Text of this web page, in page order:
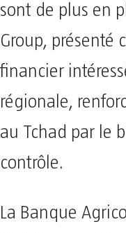
sont de plus en
Group, présenté
financier
régionale,
au Tchad par le
contrôle.
La Banque